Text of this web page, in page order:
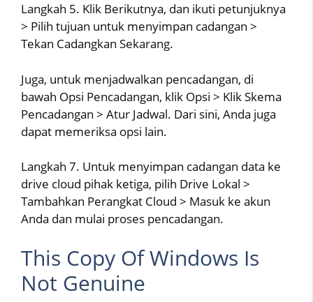
Langkah 5. Klik Berikutnya, dan ikuti petunjuknya
> Pilih tujuan untuk menyimpan cadangan >
Tekan Cadangkan Sekarang.
Juga, untuk menjadwalkan pencadangan, di
bawah Opsi Pencadangan, klik Opsi > Klik Skema
Pencadangan > Atur Jadwal. Dari sini, Anda juga
dapat memeriksa opsi lain.
Langkah 7. Untuk menyimpan cadangan data ke
drive cloud pihak ketiga, pilih Drive Lokal >
Tambahkan Perangkat Cloud > Masuk ke akun
Anda dan mulai proses pencadangan.
This Copy Of Windows Is
Not Genuine